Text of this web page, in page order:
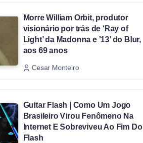
Morre William Orbit, produtor
visionário por trás de ‘Ray of
Light’ da Madonna e ’13’ do Blur,
aos 69 anos
Cesar Monteiro
Guitar Flash | Como Um Jogo
Brasileiro Virou Fenômeno Na
Internet E Sobreviveu Ao Fim Do
Flash